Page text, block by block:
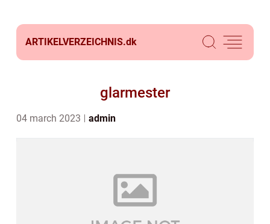
ARTIKELVERZEICHNIS.dk
glarmester
04 march 2023 admin